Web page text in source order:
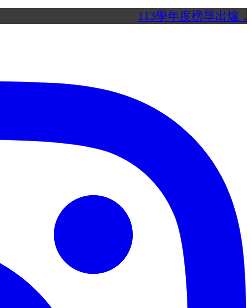
113學年度榜單出爐，